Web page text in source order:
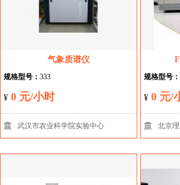
气象质谱仪
规格型号： 333
¥ 0 元/小时
武汉市农业科学院实验中心
规格型号：
¥ 0 元/
北京